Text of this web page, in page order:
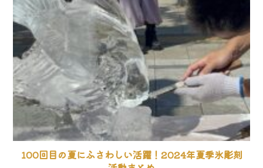
100回目の夏にふさわしい活躍！2024年夏季氷彫刻